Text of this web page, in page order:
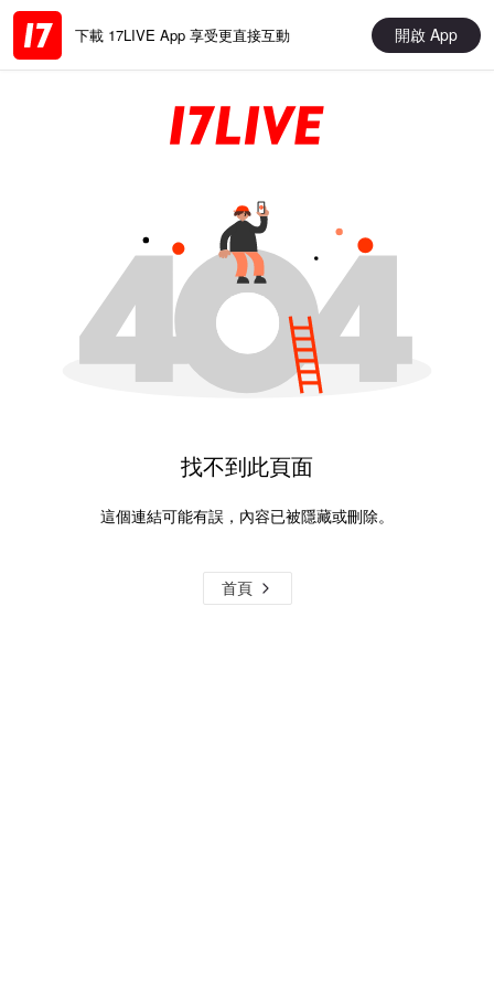
下載 17LIVE App 享受更直接互動 開啟 App
找不到此頁面
這個連結可能有誤，內容已被隱藏或刪除。
首頁